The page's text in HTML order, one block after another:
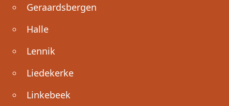
Geraardsbergen
Halle
Lennik
Liedekerke
Linkebeek